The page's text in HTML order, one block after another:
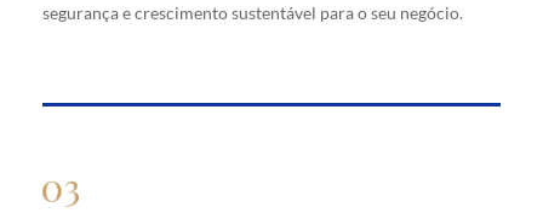
segurança e crescimento sustentável para o seu negócio.